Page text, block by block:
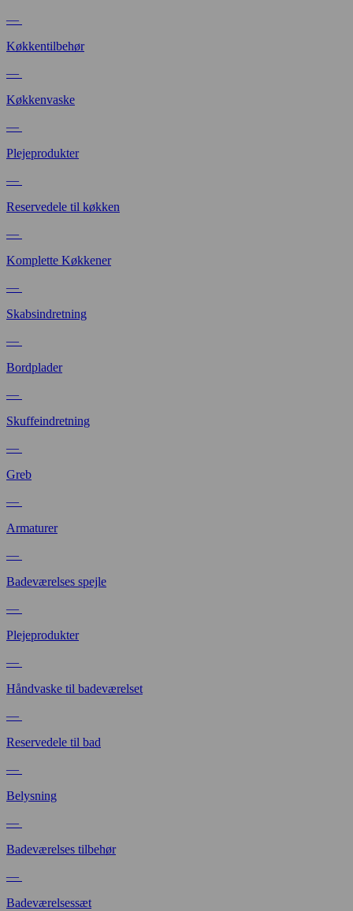
—
Køkkentilbehør
—
Køkkenvaske
—
Plejeprodukter
—
Reservedele til køkken
—
Komplette Køkkener
—
Skabsindretning
—
Bordplader
—
Skuffeindretning
—
Greb
—
Armaturer
—
Badeværelses spejle
—
Plejeprodukter
—
Håndvaske til badeværelset
—
Reservedele til bad
—
Belysning
—
Badeværelses tilbehør
—
Badeværelsessæt